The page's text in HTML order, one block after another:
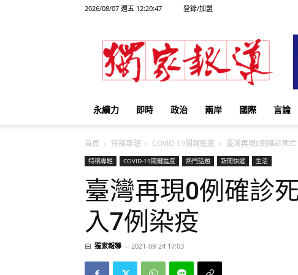
2026/08/07 週五 12:20:47 登錄/加盟
獨
家
報
永續力 即時 政治 兩岸 國際 言論
首頁 特稿專題 COVID-19關鍵進度 臺灣再現0例確診死亡
特稿專題 COVID-19關鍵進度 熱門話題 新聞快遞 生活
臺灣再現0例確診
入7例染疫
由 獨家報導 - 2021-09-24 17:03